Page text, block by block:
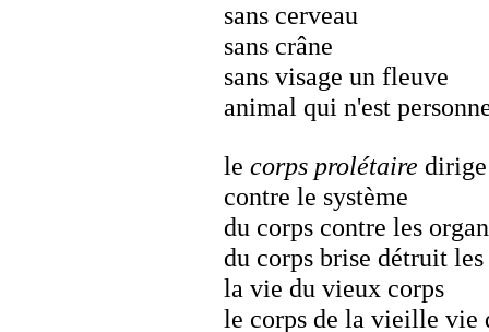
sans cerveau
sans crâne
sans visage un fleuve
animal qui n'est
le corps prolétaire dirige
contre le système
du corps contre les
du corps brise détruit
la vie du vieux corps
le corps de la vieille vie